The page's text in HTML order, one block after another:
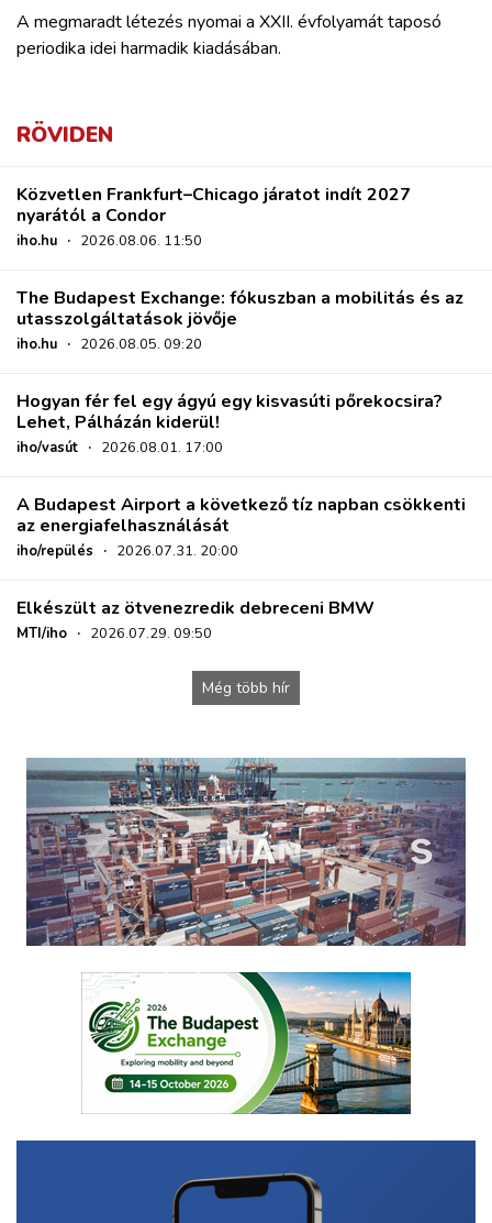
A megmaradt létezés nyomai a XXII. évfolyamát taposó
periodika idei harmadik kiadásában.
RÖVIDEN
Közvetlen Frankfurt–Chicago járatot indít 2027
nyarától a Condor
iho.hu · 2026.08.06. 11:50
The Budapest Exchange: fókuszban a mobilitás és az
utasszolgáltatások jövője
iho.hu · 2026.08.05. 09:20
Hogyan fér fel egy ágyú egy kisvasúti pőrekocsira?
Lehet, Pálházán kiderül!
iho/vasút · 2026.08.01. 17:00
A Budapest Airport a következő tíz napban csökkenti
az energiafelhasználását
iho/repülés · 2026.07.31. 20:00
Elkészült az ötvenezredik debreceni BMW
MTI/iho · 2026.07.29. 09:50
Még több hír